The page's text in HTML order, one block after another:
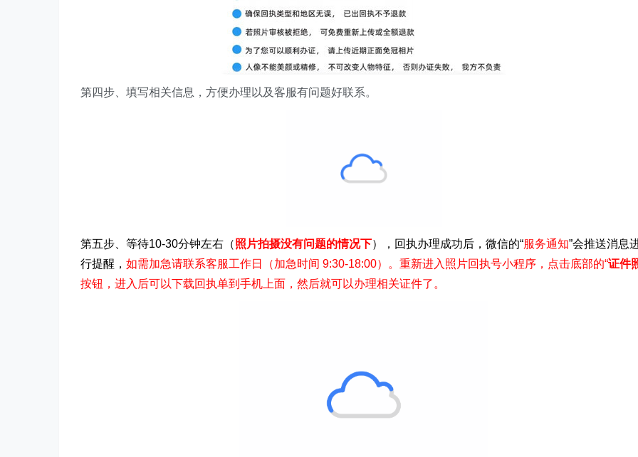
第四步、填写相关信息，方便办理以及客服有问题好联系。
第五步、等待10-30分钟左右（照片拍摄没有问题的情况下），回执办理成功后，微信的“服务通知”会推送消息
行提醒， 如需加急请联系客服工作日（加急时间 9:30-18:00）。重新进入照片回执号小程序，点击底部的“证件
按钮，进入后可以下载回执单到手机上面，然后就可以办理相关证件了。